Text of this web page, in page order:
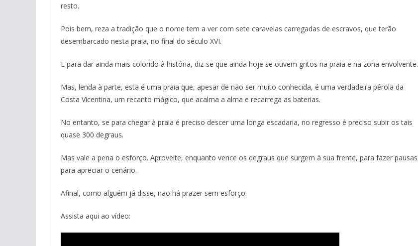
resto.
Pois bem, reza a tradição que o nome tem a ver com sete caravelas carregadas de escravos, que terão
desembarcado nesta praia, no final do século XVI.
E para dar ainda mais colorido à história, diz-se que ainda hoje se ouvem gritos na praia e na zona envolvente.
Mas, lenda à parte, esta é uma praia que, apesar de não ser muito conhecida, é uma verdadeira pérola da
Costa Vicentina, um recanto mágico, que acalma a alma e recarrega as baterias.
No entanto, se para chegar à praia é preciso descer uma longa escadaria, no regresso é preciso subir os tais
quase 300 degraus.
Mas vale a pena o esforço. Aproveite, enquanto vence os degraus que surgem à sua frente, para fazer pausas
para apreciar o cenário.
Afinal, como alguém já disse, não há prazer sem esforço.
Assista aqui ao vídeo: